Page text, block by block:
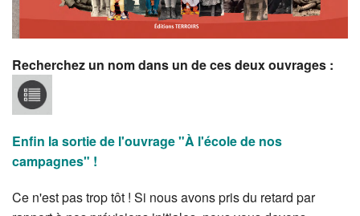
Boutique
Recherchez un nom dans un de ces deux ouvrages :
Enfin la sortie de l'ouvrage "À l'école de nos
campagnes" !
Ce n'est pas trop tôt ! Si nous avons pris du retard par